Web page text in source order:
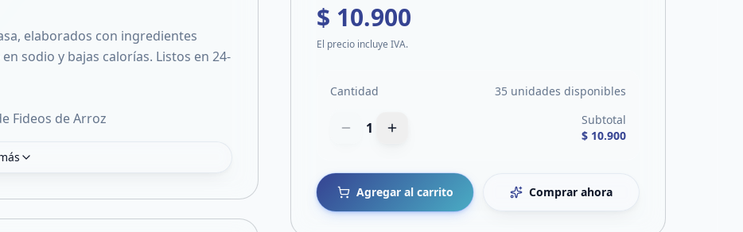
elaborados con ingredientes
sodio y bajas calorías. Listos en 24-
Fideos de Arroz
$ 10.900
El precio incluye IVA.
Cantidad 35 unidades disponibles
1
Subtotal
$ 10.900
Agregar al carrito Comprar ahora